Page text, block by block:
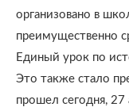
организовано в
преимущественно
Единый урок по
Это также стало
прошел сегодня, 27